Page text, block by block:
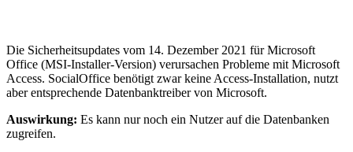
Die Sicherheitsupdates vom 14. Dezember 2021 für Microsoft
Office (MSI-Installer-Version) verursachen Probleme mit Microsoft
Access. SocialOffice benötigt zwar keine Access-Installation, nutzt
aber entsprechende Datenbanktreiber von Microsoft.
Auswirkung: Es kann nur noch ein Nutzer auf die Datenbanken
zugreifen.